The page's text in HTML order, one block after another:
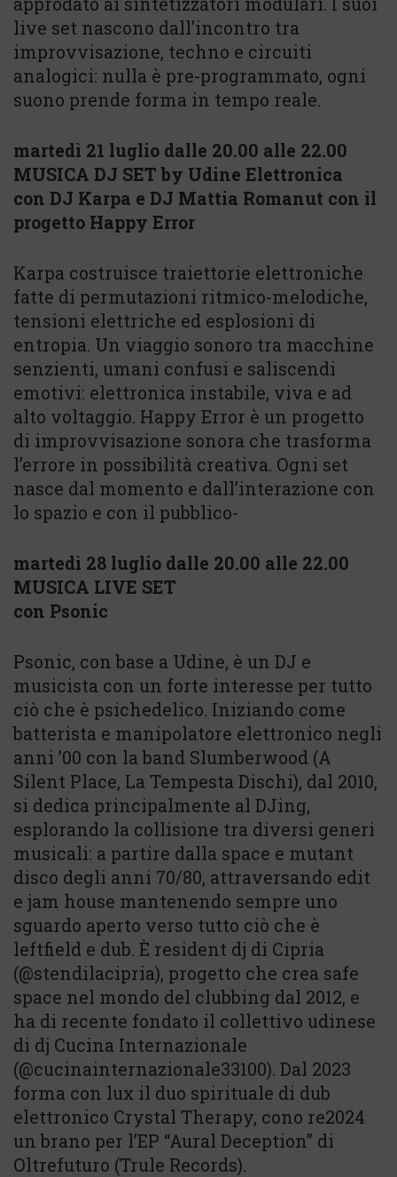
live set nascono dall’incontro tra
improvvisazione, techno e circuiti
analogici: nulla è pre-programmato, ogni
suono prende forma in tempo reale.
martedì 21 luglio dalle 20.00 alle 22.00
MUSICA DJ SET by Udine Elettronica
con DJ Karpa e DJ Mattia Romanut con il
progetto Happy Error
Karpa costruisce traiettorie elettroniche
fatte di permutazioni ritmico-melodiche,
tensioni elettriche ed esplosioni di
entropia. Un viaggio sonoro tra macchine
senzienti, umani confusi e saliscendi
emotivi: elettronica instabile, viva e ad
alto voltaggio. Happy Error è un progetto
di improvvisazione sonora che trasforma
l’errore in possibilità creativa. Ogni set
nasce dal momento e dall’interazione con
lo spazio e con il pubblico-
martedì 28 luglio dalle 20.00 alle 22.00
MUSICA LIVE SET
con Psonic
Psonic, con base a Udine, è un DJ e
musicista con un forte interesse per tutto
ciò che è psichedelico. Iniziando come
batterista e manipolatore elettronico negli
anni ’00 con la band Slumberwood (A
Silent Place, La Tempesta Dischi), dal 2010,
si dedica principalmente al DJing,
esplorando la collisione tra diversi generi
musicali: a partire dalla space e mutant
disco degli anni 70/80, attraversando edit
e jam house mantenendo sempre uno
sguardo aperto verso tutto ciò che è
leftfield e dub. È resident dj di Cipria
(@stendilacipria), progetto che crea safe
space nel mondo del clubbing dal 2012, e
ha di recente fondato il collettivo udinese
di dj Cucina Internazionale
(@cucinainternazionale33100). Dal 2023
forma con lux il duo spirituale di dub
elettronico Crystal Therapy, cono re2024
un brano per l’EP “Aural Deception” di
Oltrefuturo (Trule Records).